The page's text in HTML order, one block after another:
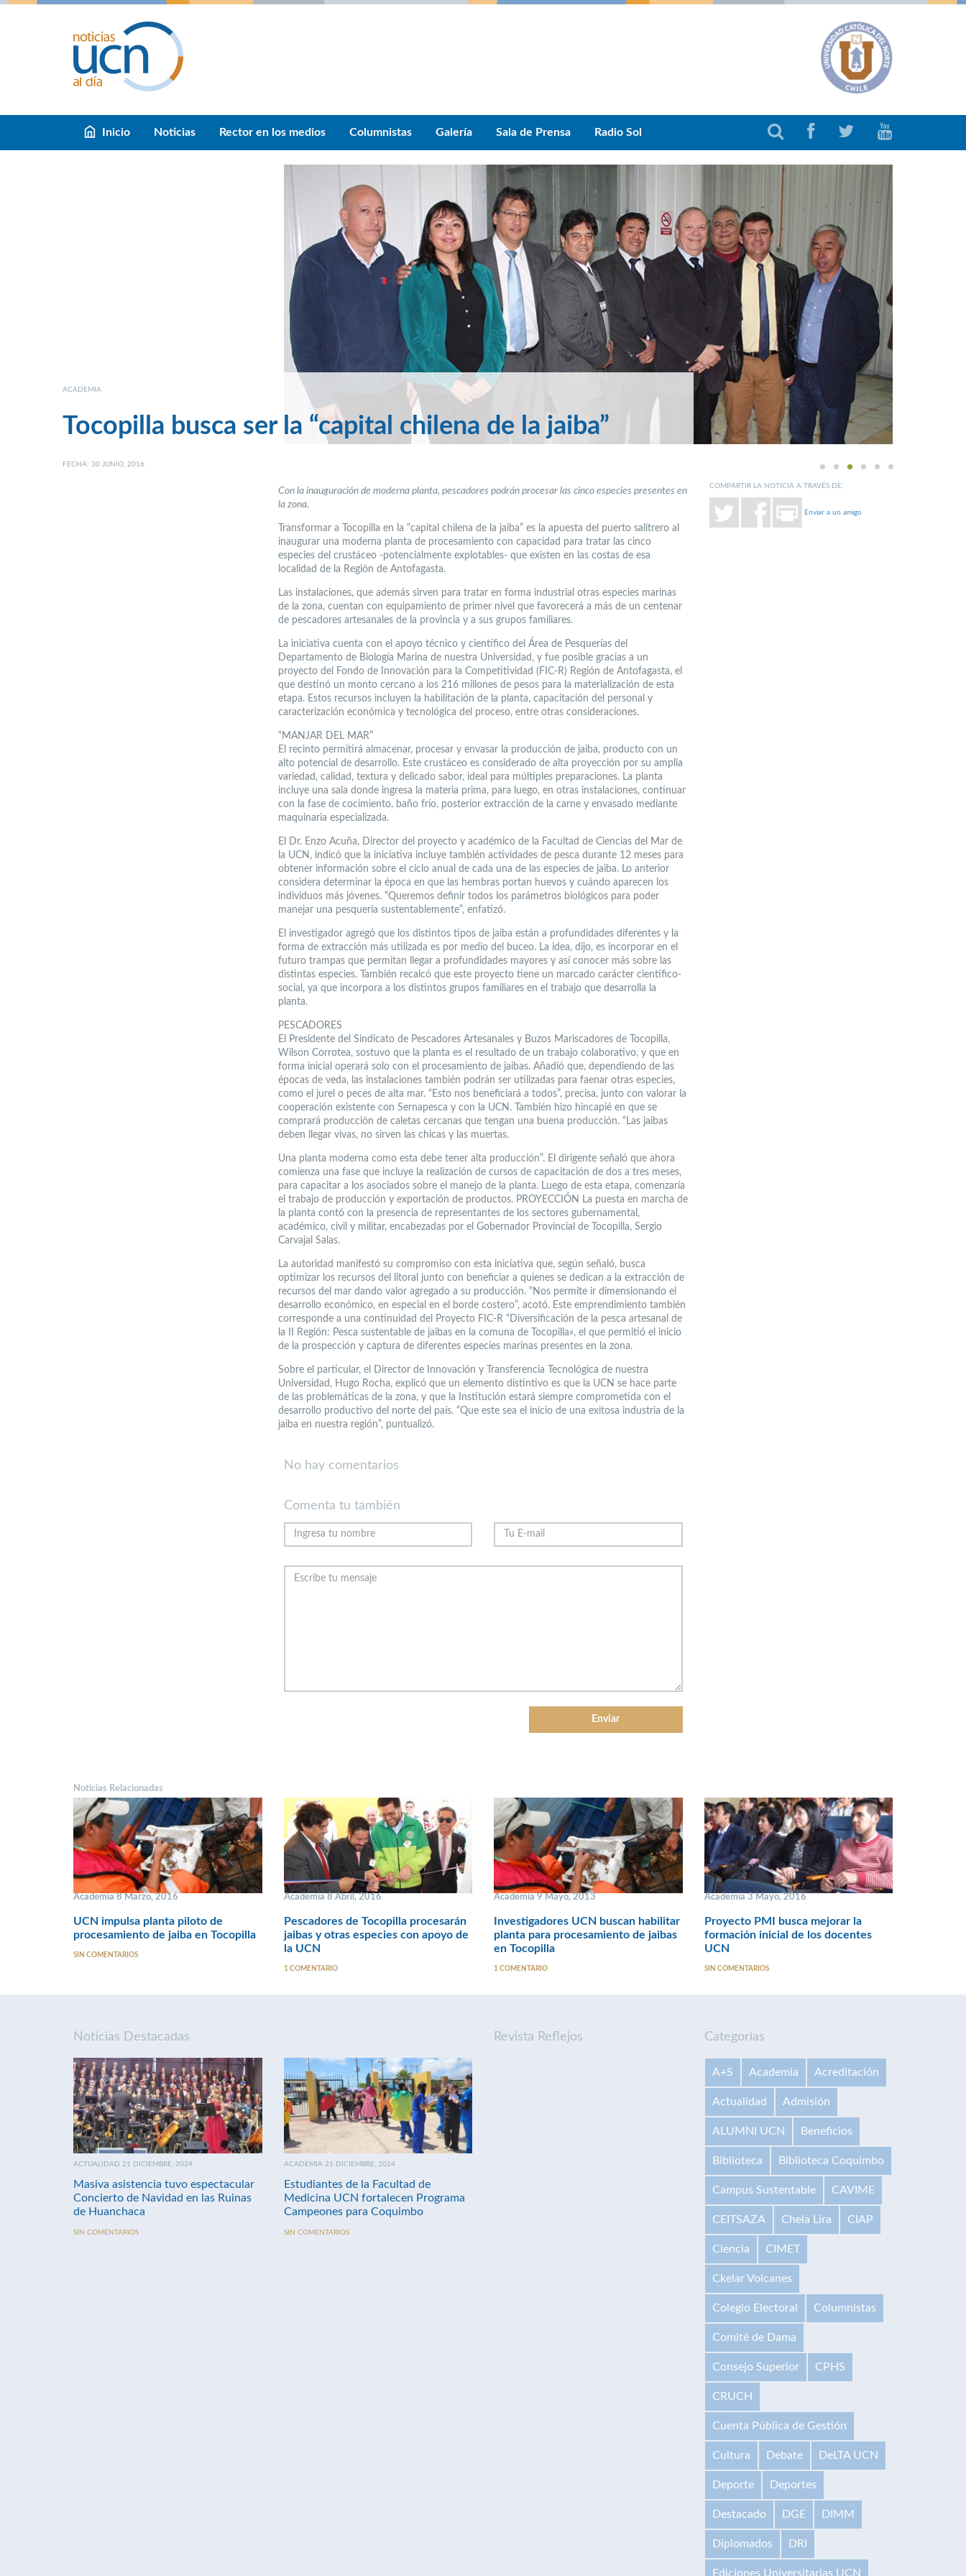
Inicio Noticias Rector en los medios Columnistas Galería Sala de Prensa Radio Sol
1 2 3 4 5 6
ACADEMIA
Tocopilla busca ser la “capital chilena de la jaiba”
FECHA: 30 JUNIO, 2016
Con la inauguración de moderna planta, pescadores podrán procesar las cinco especies presentes en
la zona.
Transformar a Tocopilla en la “capital chilena de la jaiba” es la apuesta del puerto salitrero al
inaugurar una moderna planta de procesamiento con capacidad para tratar las cinco
especies del crustáceo -potencialmente explotables- que existen en las costas de esa
localidad de la Región de Antofagasta.
Las instalaciones, que además sirven para tratar en forma industrial otras especies marinas
de la zona, cuentan con equipamiento de primer nivel que favorecerá a más de un centenar
de pescadores artesanales de la provincia y a sus grupos familiares.
La iniciativa cuenta con el apoyo técnico y científico del Área de Pesquerías del
Departamento de Biología Marina de nuestra Universidad, y fue posible gracias a un
proyecto del Fondo de Innovación para la Competitividad (FIC-R) Región de Antofagasta, el
que destinó un monto cercano a los 216 millones de pesos para la materialización de esta
etapa. Estos recursos incluyen la habilitación de la planta, capacitación del personal y
caracterización económica y tecnológica del proceso, entre otras consideraciones.
“MANJAR DEL MAR”
El recinto permitirá almacenar, procesar y envasar la producción de jaiba, producto con un
alto potencial de desarrollo. Este crustáceo es considerado de alta proyección por su amplia
variedad, calidad, textura y delicado sabor, ideal para múltiples preparaciones. La planta
incluye una sala donde ingresa la materia prima, para luego, en otras instalaciones, continuar
con la fase de cocimiento, baño frío, posterior extracción de la carne y envasado mediante
maquinaria especializada.
El Dr. Enzo Acuña, Director del proyecto y académico de la Facultad de Ciencias del Mar de
la UCN, indicó que la iniciativa incluye también actividades de pesca durante 12 meses para
obtener información sobre el ciclo anual de cada una de las especies de jaiba. Lo anterior
considera determinar la época en que las hembras portan huevos y cuándo aparecen los
individuos más jóvenes. “Queremos definir todos los parámetros biológicos para poder
manejar una pesquería sustentablemente”, enfatizó.
El investigador agregó que los distintos tipos de jaiba están a profundidades diferentes y la
forma de extracción más utilizada es por medio del buceo. La idea, dijo, es incorporar en el
futuro trampas que permitan llegar a profundidades mayores y así conocer más sobre las
distintas especies. También recalcó que este proyecto tiene un marcado carácter científico-
social, ya que incorpora a los distintos grupos familiares en el trabajo que desarrolla la
planta.
PESCADORES
El Presidente del Sindicato de Pescadores Artesanales y Buzos Mariscadores de Tocopilla,
Wilson Corrotea, sostuvo que la planta es el resultado de un trabajo colaborativo, y que en
forma inicial operará solo con el procesamiento de jaibas. Añadió que, dependiendo de las
épocas de veda, las instalaciones también podrán ser utilizadas para faenar otras especies,
como el jurel o peces de alta mar. “Esto nos beneficiará a todos”, precisa, junto con valorar la
cooperación existente con Sernapesca y con la UCN. También hizo hincapié en que se
comprará producción de caletas cercanas que tengan una buena producción. “Las jaibas
deben llegar vivas, no sirven las chicas y las muertas.
Una planta moderna como esta debe tener alta producción”. El dirigente señaló que ahora
comienza una fase que incluye la realización de cursos de capacitación de dos a tres meses,
para capacitar a los asociados sobre el manejo de la planta. Luego de esta etapa, comenzaría
el trabajo de producción y exportación de productos. PROYECCIÓN La puesta en marcha de
la planta contó con la presencia de representantes de los sectores gubernamental,
académico, civil y militar, encabezadas por el Gobernador Provincial de Tocopilla, Sergio
Carvajal Salas.
La autoridad manifestó su compromiso con esta iniciativa que, según señaló, busca
optimizar los recursos del litoral junto con beneficiar a quienes se dedican a la extracción de
recursos del mar dando valor agregado a su producción. “Nos permite ir dimensionando el
desarrollo económico, en especial en el borde costero”, acotó. Este emprendimiento también
corresponde a una continuidad del Proyecto FIC-R “Diversificación de la pesca artesanal de
la II Región: Pesca sustentable de jaibas en la comuna de Tocopilla», el que permitió el inicio
de la prospección y captura de diferentes especies marinas presentes en la zona.
Sobre el particular, el Director de Innovación y Transferencia Tecnológica de nuestra
Universidad, Hugo Rocha, explicó que un elemento distintivo es que la UCN se hace parte
de las problemáticas de la zona, y que la Institución estará siempre comprometida con el
desarrollo productivo del norte del país. “Que este sea el inicio de una exitosa industria de la
jaiba en nuestra región”, puntualizó.
COMPARTIR LA NOTICIA A TRAVÉS DE:
Enviar a un amigo
No hay comentarios
Comenta tu también
Noticias Relacionadas
Academia 8 Marzo, 2016
UCN impulsa planta piloto de
procesamiento de jaiba en Tocopilla
SIN COMENTARIOS
Academia 8 Abril, 2016
Pescadores de Tocopilla procesarán
jaibas y otras especies con apoyo de
la UCN
1 COMENTARIO
Academia 9 Mayo, 2013
Investigadores UCN buscan habilitar
planta para procesamiento de jaibas
en Tocopilla
1 COMENTARIO
Academia 3 Mayo, 2016
Proyecto PMI busca mejorar la
formación inicial de los docentes
UCN
SIN COMENTARIOS
Noticias Destacadas
ACTUALIDAD 21 DICIEMBRE, 2024
Masiva asistencia tuvo espectacular
Concierto de Navidad en las Ruinas
de Huanchaca
SIN COMENTARIOS
ACADEMIA 21 DICIEMBRE, 2024
Estudiantes de la Facultad de
Medicina UCN fortalecen Programa
Campeones para Coquimbo
SIN COMENTARIOS
Revista Reflejos Categorías
A+S Academia Acreditación
Actualidad Admisión
ALUMNI UCN Beneficios
Biblioteca Biblioteca Coquimbo
Campus Sustentable CAVIME
CEITSAZA Chela Lira CIAP
Ciencia CIMET
Ckelar Volcanes
Colegio Electoral Columnistas
Comité de Dama
Consejo Superior CPHS
CRUCH
Cuenta Pública de Gestión
Cultura Debate DeLTA UCN
Deporte Deportes
Destacado DGE DIMM
Diplomados DRI
Ediciones Universitarias UCN